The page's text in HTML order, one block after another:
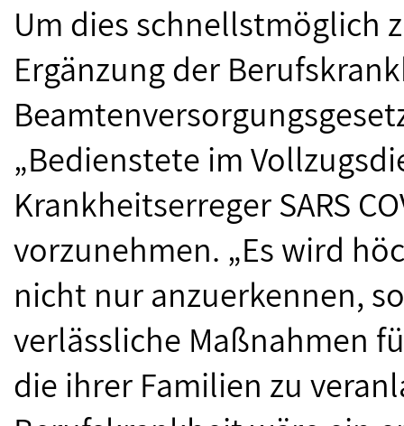
Um dies schnellstmöglich
Ergänzung der
„Bedienstete im
Krankheitserreger SARS
vorzunehmen. „Es wird
nicht nur anzuerkennen,
verlässliche Maßnahmen
die ihrer Familien zu